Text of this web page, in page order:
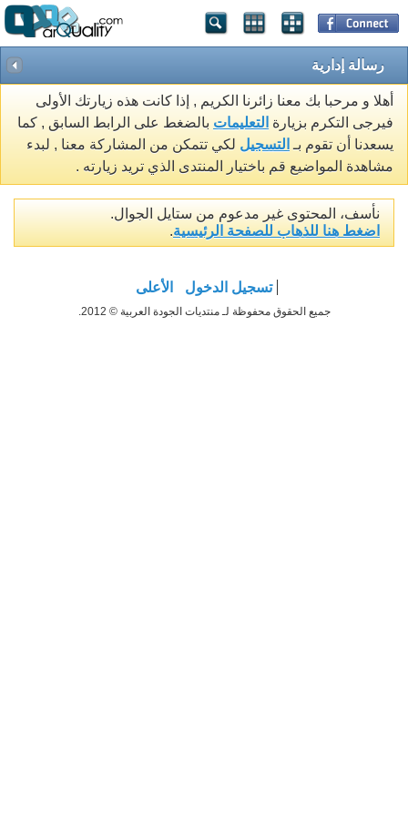
رسالة إدارية
أهلا و مرحبا بك معنا زائرنا الكريم , إذا كانت هذه زيارتك الأولى
فيرجى التكرم بزيارة التعليمات بالضغط على الرابط السابق , كما
يسعدنا أن تقوم بـ التسجيل لكي تتمكن من المشاركة معنا , لبدء
مشاهدة المواضيع قم باختيار المنتدى الذي تريد زيارته .
نأسف، المحتوى غير مدعوم من ستايل الجوال.
اضغط هنا للذهاب للصفحة الرئيسية.
تسجيل الدخول الأعلى
جميع الحقوق محفوظة لـ منتديات الجودة العربية © 2012.